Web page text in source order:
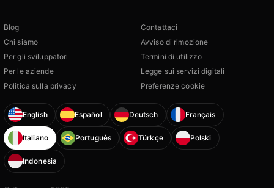
Blog
Chi siamo
Per gli sviluppatori
Per le aziende
Politica sulla privacy
Contattaci
Avviso di rimozione
Termini di utilizzo
Legge sui servizi digitali
Preferenze cookie
English Español Deutsch Français
Italiano Português Türkçe Polski
Indonesia